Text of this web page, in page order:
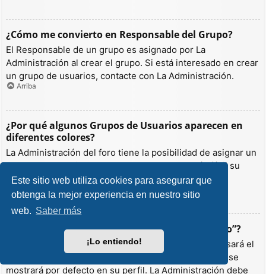
Este sitio web utiliza cookies para asegurar que
obtenga la mejor experiencia en nuestro sitio
web. Saber más
¡Lo entiendo!
¿Cómo me convierto en Responsable del Grupo?
El Responsable de un grupo es asignado por La
Administración al crear el grupo. Si está interesado en crear
un grupo de usuarios, contacte con La Administración.
Arriba
¿Por qué algunos Grupos de Usuarios aparecen en
diferentes colores?
La Administración del foro tiene la posibilidad de asignar un
color a los usuarios de un grupo para hacer más fácil su
identificación.
Arriba
¿Qué es un “Grupo de Usuarios predeterminado”?
Si es miembro de más de un grupo por defecto, se usará el
“predeterminado” para determinar qué color y rango se
mostrará por defecto en su perfil. La Administración debe